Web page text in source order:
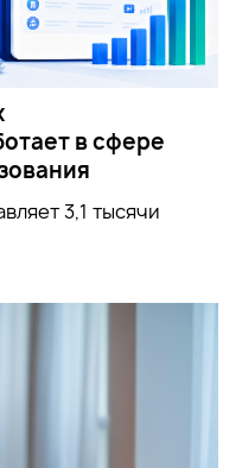
в сфере
3,1 тысячи